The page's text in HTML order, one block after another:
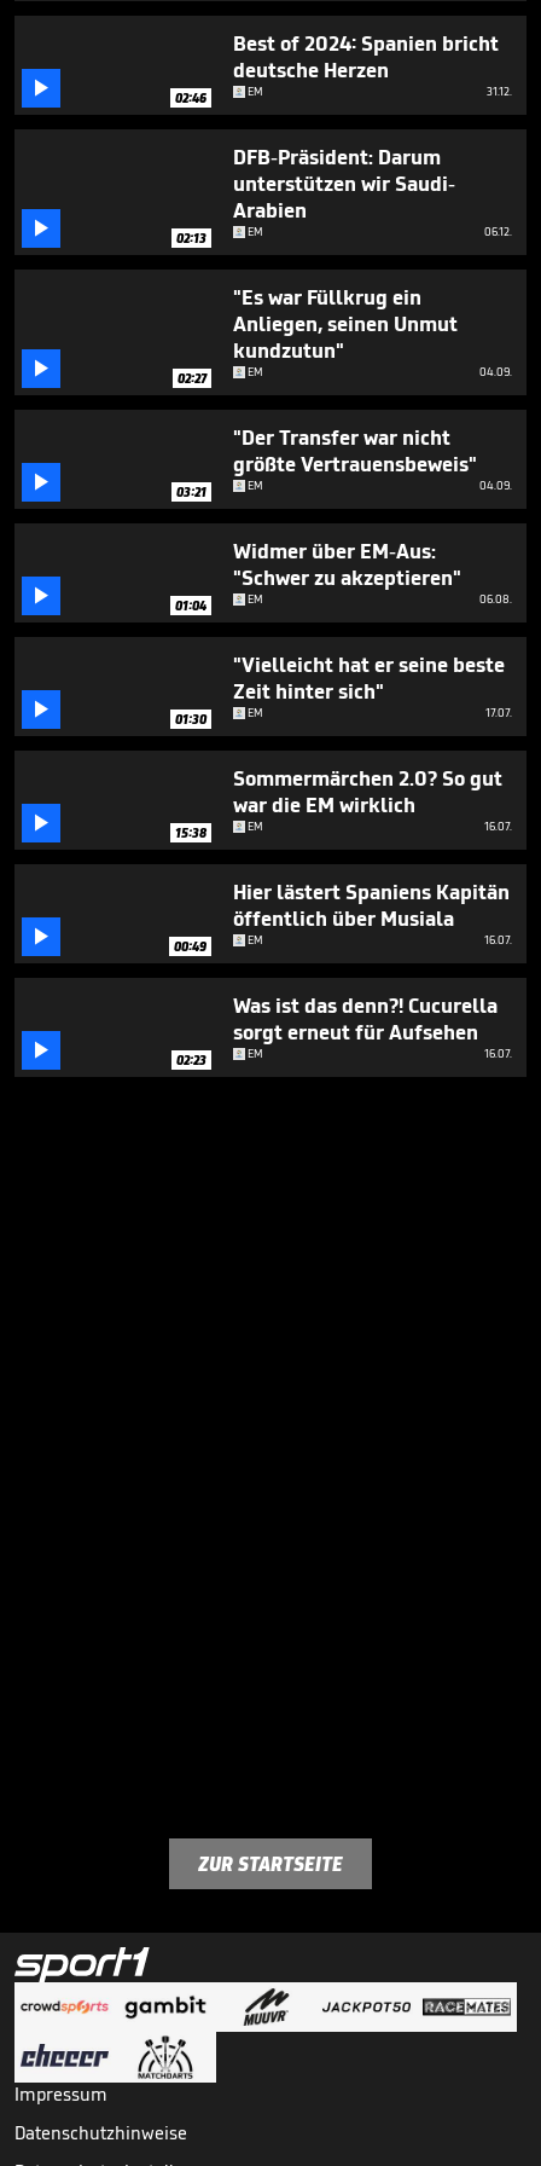
31
 02:46
Best of 2024: Spanien bricht
deutsche Herzen
EM 31.12.
 02:13
DFB-Präsident: Darum
unterstützen wir Saudi-
Arabien
EM 06.12.
 02:27
"Es war Füllkrug ein
Anliegen, seinen Unmut
kundzutun"
EM 04.09.
 03:21
"Der Transfer war nicht
größte Vertrauensbeweis"
EM 04.09.
 01:04
Widmer über EM-Aus:
"Schwer zu akzeptieren"
EM 06.08.
 01:30
"Vielleicht hat er seine beste
Zeit hinter sich"
EM 17.07.
 15:38
Sommermärchen 2.0? So gut
war die EM wirklich
EM 16.07.
 00:49
Hier lästert Spaniens Kapitän
öffentlich über Musiala
EM 16.07.
 02:23
Was ist das denn?! Cucurella
sorgt erneut für Aufsehen
EM 16.07.
ZUR STARTSEITE
Impressum
Datenschutzhinweise